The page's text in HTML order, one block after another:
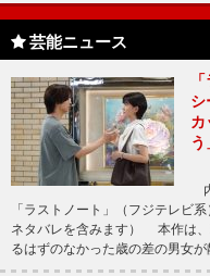
芸能ニュース
シ
カ
う
「ラストノート」（フジテレビ
ネタバレを含みます） 本作は、
るはずのなかった歳の差の男女